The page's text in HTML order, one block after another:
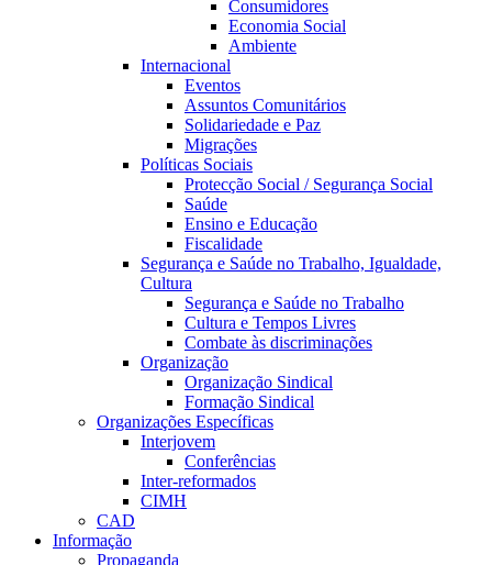
Consumidores
Economia Social
Ambiente
Internacional
Eventos
Assuntos Comunitários
Solidariedade e Paz
Migrações
Políticas Sociais
Protecção Social / Segurança Social
Saúde
Ensino e Educação
Fiscalidade
Segurança e Saúde no Trabalho, Igualdade,
Cultura
Segurança e Saúde no Trabalho
Cultura e Tempos Livres
Combate às discriminações
Organização
Organização Sindical
Formação Sindical
Organizações Específicas
Interjovem
Conferências
Inter-reformados
CIMH
CAD
Informação
Propaganda